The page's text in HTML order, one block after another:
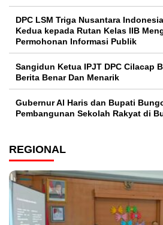
DPC LSM Triga Nusantara
Kedua kepada Rutan Kelas IIB
Permohonan Informasi Publik
Sangidun Ketua IPJT DPC Cilacap
Berita Benar Dan Menarik
​Gubernur Al Haris dan Bupati
Pembangunan Sekolah Rakyat di
REGIONAL